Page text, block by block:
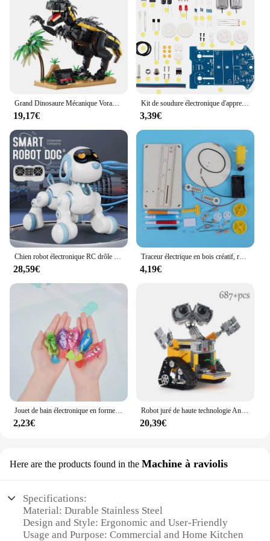
19,17€
Kit de soudure électronique d'apprentissage pratique, kits de projet de soudure de voiture intelligente, robot suivant la ligne, électronique de bricolage pour débutants
3,39€
Chien robot électronique RC drôle pour enfants, chien cascadeur, commande vocale, sens tactile, chanson itude, jouets pour garçons et filles, 6601
28,59€
Traceur électrique en bois créatif, robot de dessin, modèle STEM pour enfants, peinture automatique, science, kits électroniques, expérience de bricolage
4,19€
Jouet de bain électronique en forme de poisson pour bébé et chat, robot de natation avec lumière LED, pour la piscine, pour Noël, B343
2,23€
Robot juré de haute technologie Andrea RC pour enfants, puissance de moteur, canonique, bricolage, modèle de nuit de construction, jouets, cadeau, 687 pièces
20,39€
Here are the products found in the Machine à raviolis
Specifications:
Material: Durable Stainless Steel
Design and Style: Ergonomic and User-Friendly
Usage and Purpose: Commercial and Home Kitchen